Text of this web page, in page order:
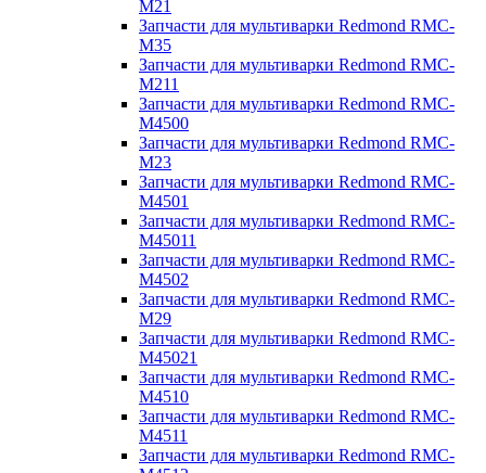
M21
Запчасти для мультиварки Redmond RMC-
M35
Запчасти для мультиварки Redmond RMC-
M211
Запчасти для мультиварки Redmond RMC-
M4500
Запчасти для мультиварки Redmond RMC-
M23
Запчасти для мультиварки Redmond RMC-
M4501
Запчасти для мультиварки Redmond RMC-
M45011
Запчасти для мультиварки Redmond RMC-
M4502
Запчасти для мультиварки Redmond RMC-
M29
Запчасти для мультиварки Redmond RMC-
M45021
Запчасти для мультиварки Redmond RMC-
M4510
Запчасти для мультиварки Redmond RMC-
M4511
Запчасти для мультиварки Redmond RMC-